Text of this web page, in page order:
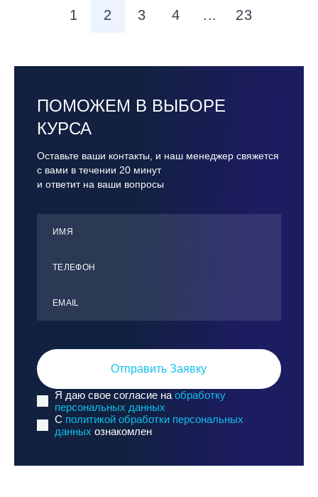
1 2 3 4 ... 23
ПОМОЖЕМ В ВЫБОРЕ
КУРСА
Оставьте ваши контакты, и наш менеджер свяжется
с вами в течении 20 минут
и ответит на ваши вопросы
ИМЯ
ТЕЛЕФОН
ЕMАIL
Отправить Заявку
Я даю свое согласие на обработку
персональных данных
C политикой обработки персональных
данных ознакомлен